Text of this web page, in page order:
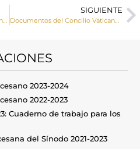
Curso Pastoral 2021-2022: Cuaderno de trabajo para los grupos parroquiales
SIGUIENTE
Documentos del Concilio Vaticano II
2023-2024
2022-2023
Cuaderno de trabajo para los
del Sínodo 2021-2023